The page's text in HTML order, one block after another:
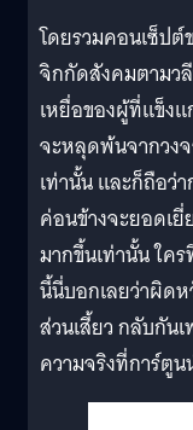
โดยรวมคอนเซ็ป
จิกกัดสังคมตามว
เหยื่อของผู้ที่แข็ง
จะหลุดพ้นจากวง
เท่านั้น และก็ถือว่
ค่อนข้างจะยอดเยี่
มากขึ้นเท่านั้น ใค
นี้นี่บอกเลยว่าผิด
ส่วนเสี้ยว กลับกัน
ความจริงที่การ์ตู